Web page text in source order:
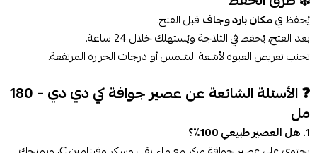
يُحفظ فيمكان بارد وجاف قبل الفتح.
بعد الفتح، يُحفظ في الثلاجة ويُستهلك خلال 24 ساعة.
تجنب تعريض العبوة لأشعة الشمس أو درجات الحرارة المرتفعة.
❓ الأسئلة الشائعة عن عصير جوافة كي دي دي – 180
مل
1. هل العصير طبيعي 100٪؟